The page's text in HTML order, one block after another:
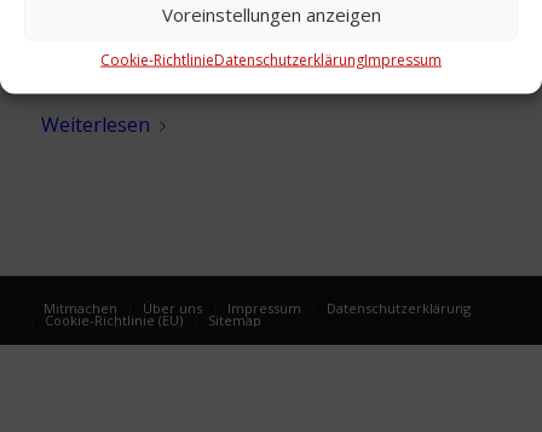
Voreinstellungen anzeigen
Cookie-RichtlinieDatenschutzerklärungImpressum
Weiterlesen
Mitmachen Über uns Impressum Datenschutzerklärung
Cookie-Richtlinie (EU) Sitemap